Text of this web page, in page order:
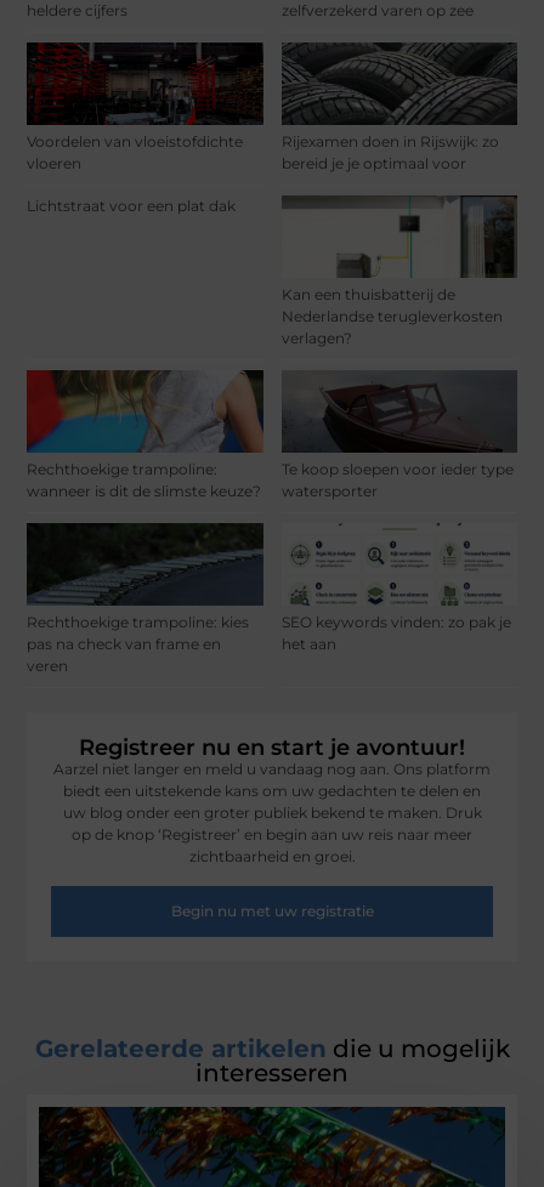
heldere cijfers
zelfverzekerd varen op zee
Voordelen van vloeistofdichte
vloeren
Rijexamen doen in Rijswijk: zo
bereid je je optimaal voor
Lichtstraat voor een plat dak
Kan een thuisbatterij de
Nederlandse terugleverkosten
verlagen?
Rechthoekige trampoline:
wanneer is dit de slimste keuze?
Te koop sloepen voor ieder type
watersporter
Rechthoekige trampoline: kies
pas na check van frame en
veren
SEO keywords vinden: zo pak je
het aan
Registreer nu en start je avontuur!
Aarzel niet langer en meld u vandaag nog aan. Ons platform
biedt een uitstekende kans om uw gedachten te delen en
uw blog onder een groter publiek bekend te maken. Druk
op de knop ‘Registreer’ en begin aan uw reis naar meer
zichtbaarheid en groei.
Begin nu met uw registratie
Gerelateerde artikelen die u mogelijk
interesseren